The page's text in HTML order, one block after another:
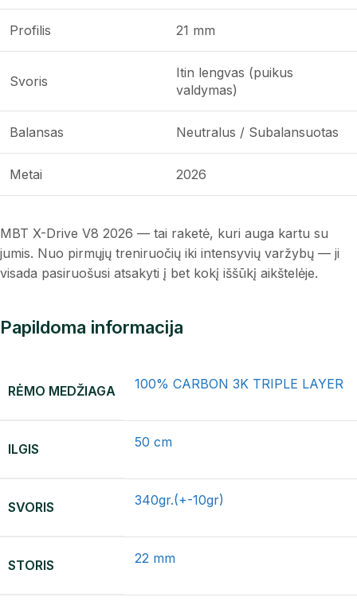
Profilis 21 mm
Svoris
Itin lengvas (puikus
valdymas)
Balansas Neutralus / Subalansuotas
Metai 2026
MBT X-Drive V8 2026 — tai raketė, kuri auga kartu su
jumis. Nuo pirmųjų treniruočių iki intensyvių varžybų — ji
visada pasiruošusi atsakyti į bet kokį iššūkį aikštelėje.
Papildoma informacija
RĖMO MEDŽIAGA 100% CARBON 3K TRIPLE LAYER
ILGIS 50 cm
SVORIS 340gr.(+-10gr)
STORIS 22 mm